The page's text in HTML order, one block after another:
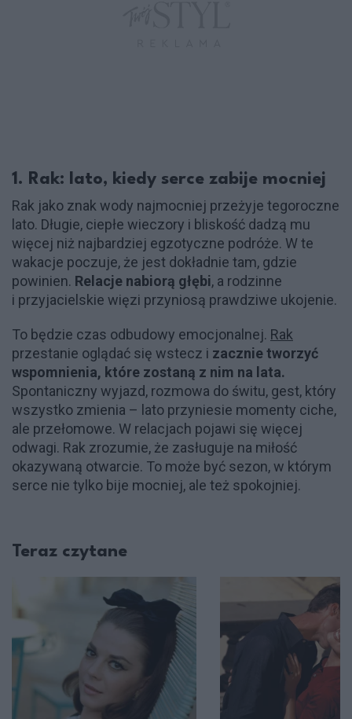
1. Rak: lato, kiedy serce zabije mocniej
Rak jako znak wody najmocniej przeżyje tegoroczne
lato. Długie, ciepłe wieczory i bliskość dadzą mu
więcej niż najbardziej egzotyczne podróże. W te
wakacje poczuje, że jest dokładnie tam, gdzie
powinien. Relacje nabiorą głębi, a rodzinne
i przyjacielskie więzi przyniosą prawdziwe ukojenie.
To będzie czas odbudowy emocjonalnej. Rak
przestanie oglądać się wstecz i zacznie tworzyć
wspomnienia, które zostaną z nim na lata.
Spontaniczny wyjazd, rozmowa do świtu, gest, który
wszystko zmienia – lato przyniesie momenty ciche,
ale przełomowe. W relacjach pojawi się więcej
odwagi. Rak zrozumie, że zasługuje na miłość
okazywaną otwarcie. To może być sezon, w którym
serce nie tylko bije mocniej, ale też spokojniej.
Teraz czytane